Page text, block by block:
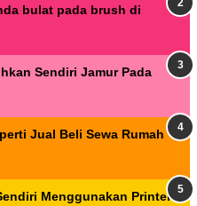
bulat pada brush di
Sendiri Jamur Pada
Jual Beli Sewa Rumah
Menggunakan Printer